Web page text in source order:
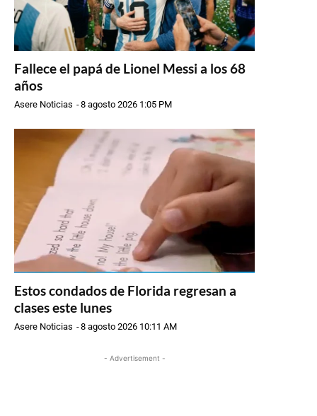
Fallece el papá de Lionel Messi a los 68
años
Asere Noticias -8 agosto 2026 1:05 PM
Estos condados de Florida regresan a
clases este lunes
Asere Noticias -8 agosto 2026 10:11 AM
- Advertisement -